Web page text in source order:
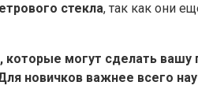
стекла, так как они
которые могут сделать
новичков важнее всего